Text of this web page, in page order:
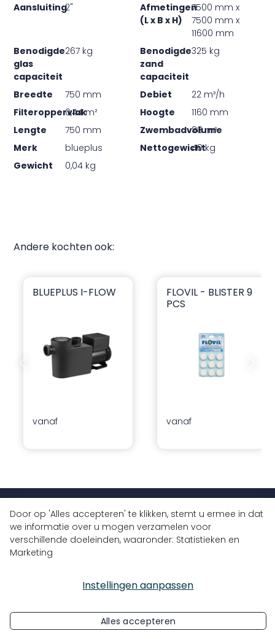
Aansluiting2"
Afmetingen
(L x B x H)
7500 mm x
7500 mm x
11600 mm
Benodigde
glas
capaciteit
267 kg
Benodigde
zand
capaciteit
325 kg
Breedte 750 mm Debiet
22 m³/h
Filteroppervlak
0,44 m² Hoogte
1160 mm
Lengte
750 mm Zwembadvolume
88 m³
Merk
blueplus Nettogewicht
40 kg
Gewicht
0,04 kg
Andere kochten ook:
blueplus I-flow
BLUEPLUS I-FLOW
vanaf
Flovil - Blister 9 pcs
FLOVIL - BLISTER 9
PCS
vanaf
Vorige dia
+32 (0)9 430 77 77
info@bluedrops.eu
Door op 'Alles accepteren' te klikken, stemt u ermee in dat
we informatie over u mogen verzamelen voor
verschillende doeleinden, waaronder: Statistieken en
Marketing
Instellingen aanpassen
Alles accepteren